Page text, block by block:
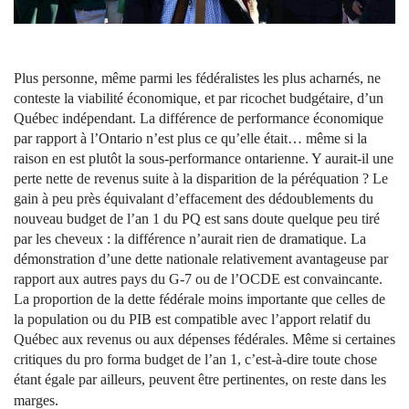
Plus personne, même parmi les fédéralistes les plus acharnés, ne
conteste la viabilité économique, et par ricochet budgétaire, d’un
Québec indépendant. La différence de performance économique
par rapport à l’Ontario n’est plus ce qu’elle était… même si la
raison en est plutôt la sous-performance ontarienne. Y aurait-il une
perte nette de revenus suite à la disparition de la péréquation ? Le
gain à peu près équivalant d’effacement des dédoublements du
nouveau budget de l’an 1 du PQ est sans doute quelque peu tiré
par les cheveux : la différence n’aurait rien de dramatique. La
démonstration d’une dette nationale relativement avantageuse par
rapport aux autres pays du G-7 ou de l’OCDE est convaincante.
La proportion de la dette fédérale moins importante que celles de
la population ou du PIB est compatible avec l’apport relatif du
Québec aux revenus ou aux dépenses fédérales. Même si certaines
critiques du pro forma budget de l’an 1, c’est-à-dire toute chose
étant égale par ailleurs, peuvent être pertinentes, on reste dans les
marges.